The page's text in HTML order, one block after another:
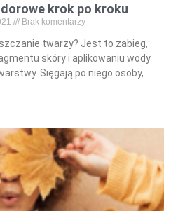
krok po kroku
Brak komentarzy
twarzy? Jest to zabieg,
skóry i aplikowaniu wody
Sięgają po niego osoby,